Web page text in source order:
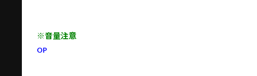
※音量注意
OP